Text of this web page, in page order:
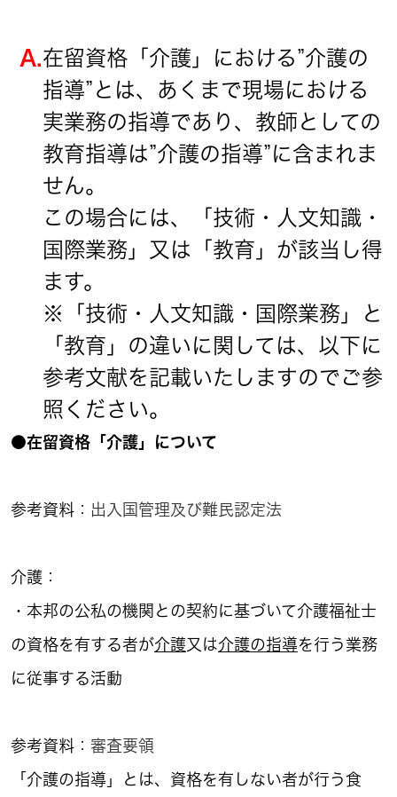
A.在留資格「介護」における”介護の
指導”とは、あくまで現場における
実業務の指導であり、教師としての
教育指導は”介護の指導”に含まれま
せん。
この場合には、「技術・人文知識・
国際業務」又は「教育」が該当し得
ます。
※「技術・人文知識・国際業務」と
「教育」の違いに関しては、以下に
参考文献を記載いたしますのでご参
照ください。
●在留資格「介護」について
参考資料： 出入国管理及び難民認定法
介護：
・本邦の公私の機関との契約に基づいて介護福祉士
の資格を有する者が介護又は介護の指導を行う業務
に従事する活動
参考資料： 審査要領
「介護の指導」とは、資格を有しない者が行う食